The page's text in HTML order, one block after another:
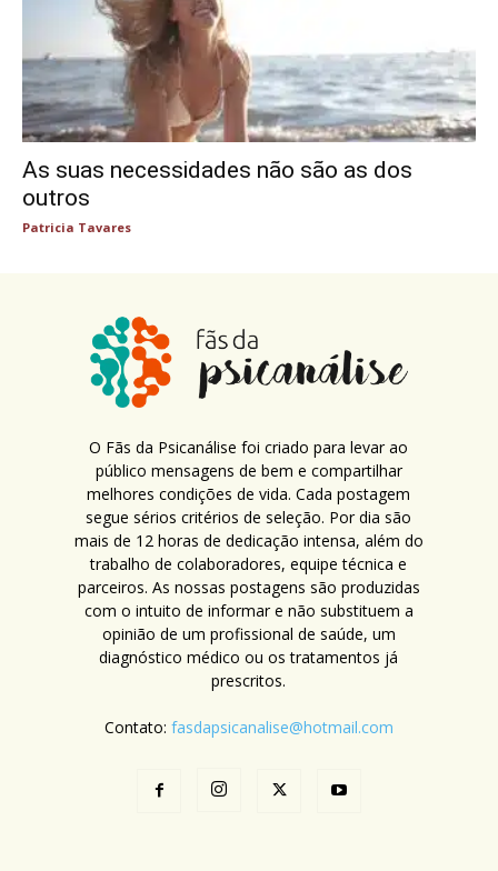
As suas necessidades não são as dos
outros
Patricia Tavares
O Fãs da Psicanálise foi criado para levar ao
público mensagens de bem e compartilhar
melhores condições de vida. Cada postagem
segue sérios critérios de seleção. Por dia são
mais de 12 horas de dedicação intensa, além do
trabalho de colaboradores, equipe técnica e
parceiros. As nossas postagens são produzidas
com o intuito de informar e não substituem a
opinião de um profissional de saúde, um
diagnóstico médico ou os tratamentos já
prescritos.
Contato: fasdapsicanalise@hotmail.com